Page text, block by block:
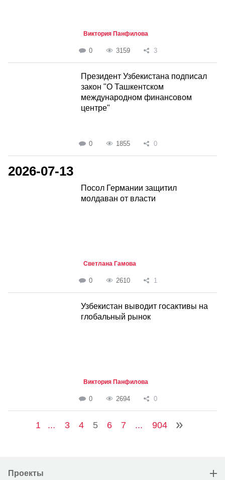
Виктория Панфилова
0 3159 3
Президент Узбекистана подписал
закон "О Ташкентском
международном финансовом
центре"
0 1855 0
2026-07-13
Посол Германии защитил
молдаван от власти
Светлана Гамова
0 2610 1
Узбекистан выводит госактивы на
глобальный рынок
Виктория Панфилова
0 2694 0
1 ... 3 4 5 6 7 ... 904
Проекты